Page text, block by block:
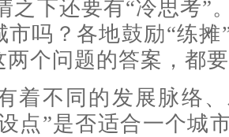
之下还要有“冷思考”
市吗？各地鼓励“练
个问题的答案，都
着不同的发展脉络
点”是否适合一个城